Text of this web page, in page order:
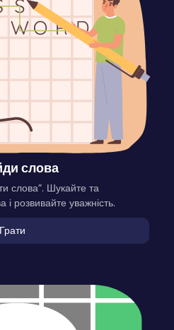
слова
слова”. Шукайте та
і розвивайте уважність.
Грати